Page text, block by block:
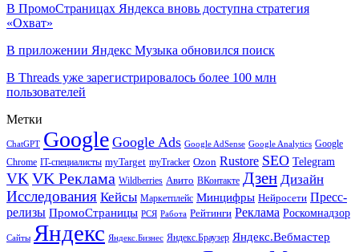
В ПромоСтраницах Яндекса вновь доступна стратегия
«Охват»
В приложении Яндекс Музыка обновился поиск
В Threads уже зарегистрировалось более 100 млн
пользователей
Метки
ChatGPT Google Google Ads Google AdSense Google Analytics Google
Chrome IT-специалисты myTarget myTracker Ozon Rustore SEO Telegram
VK VK Реклама Wildberries Авито ВКонтакте Дзен Дизайн
Исследования Кейсы Маркетплейс Минцифры Нейросети Пресс-
релизы ПромоСтраницы РСЯ Работа Рейтинги Реклама Роскомнадзор
Сайты Яндекс Яндекс.Бизнес Яндекс.Браузер Яндекс.Вебмастер